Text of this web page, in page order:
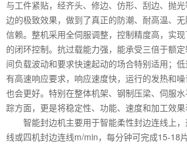
与工件紧贴，经齐头、修边、仿形、刮边、抛
边的极致效果，做到了真正的防潮、耐高温、
信赖。整机采用全伺服调整，控制精度高，实
的闭环控制。抗过载能力强，能承受三倍于额
间负载波动和要求快速起动的场合特别适用；
有高速响应要求，响应速度快，运行的发热和
也会更好。特别在整体机架、钢制压梁、伺服
踪方面，更是将稳定性、功能、速度和加工效果
智能封边机主要用于智能柔性封边连线上，
线或四机封边连线m/min，每分钟可完成15-18